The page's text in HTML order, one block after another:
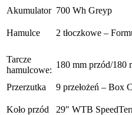
Akumulator 700 Wh Greyp
Hamulce 2 tłoczkowe –
Tarcze
hamulcowe:
180 mm przód/180
Przerzutka 9 przełożeń – Box
Koło przód 29″ WTB